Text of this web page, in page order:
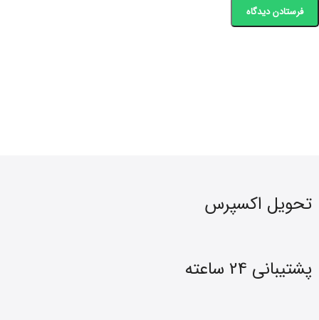
تحویل اکسپرس
پشتیبانی 24 ساعته